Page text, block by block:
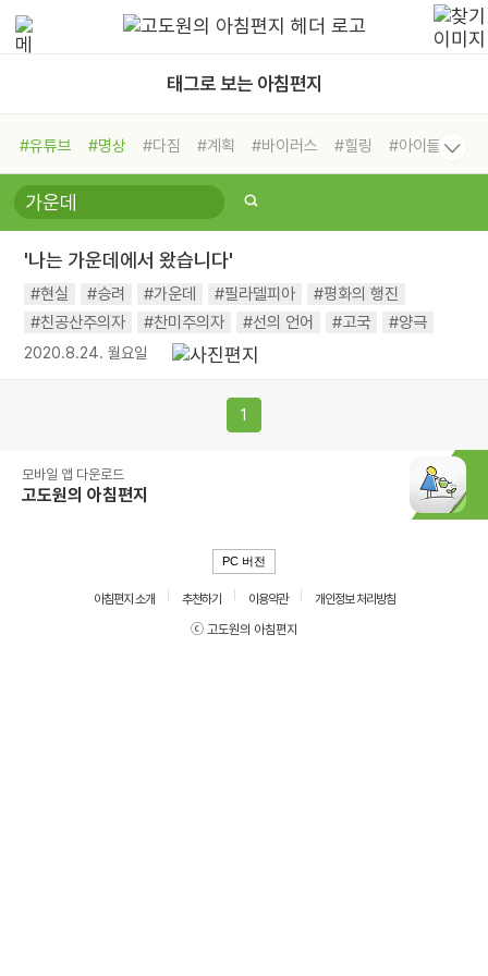
태그로 보는 아침편지
#유튜브 #명상 #다짐 #계획 #바이러스 #힐링
#아이들
#비전캠프
#독서캠프 #삶
#희망
#나눔 #친구 #링컨학교
#독서
#건강 #면역력
'나는 가운데에서 왔습니다'
#현실 #승려 #가운데 #필라델피아
#평화의 행진
#친공산주의자
#찬미주의자 #선의 언어 #고국 #양극
2020.8.24. 월요일
1
모바일 앱 다운로드
고도원의 아침편지
PC 버전
아침편지 소개 추천하기 이용약관
개인정보 처리방침
ⓒ 고도원의 아침편지